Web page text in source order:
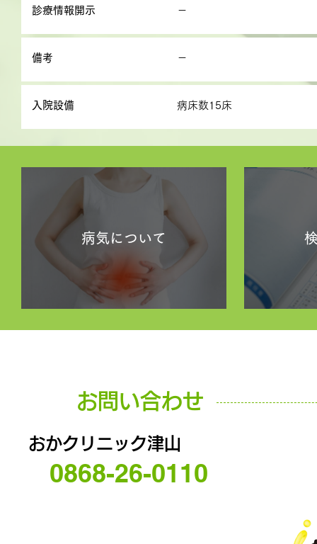
診療情報開示 －
備考 －
入院設備 病床数15床
病気について
お問い合わせ
おかクリニック津山
0868-26-0110